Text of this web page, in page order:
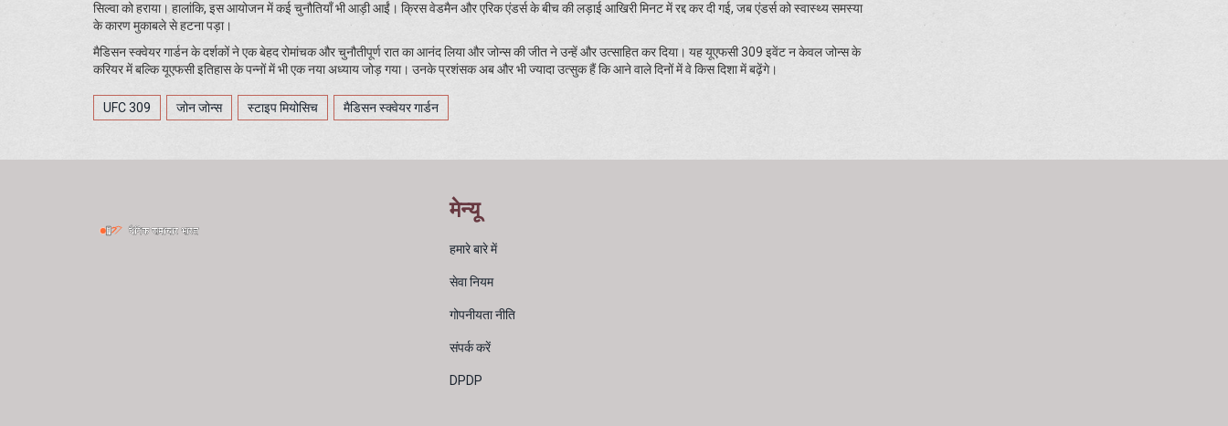
सिल्वा को हराया। हालांकि, इस आयोजन में कई चुनौतियाँ भी आड़ी आईं। क्रिस वेडमैन और एरिक एंडर्स के बीच की लड़ाई आखिरी मिनट में रद्द कर दी गई, जब एंडर्स को स्वास्थ्य समस्या
के कारण मुकाबले से हटना पड़ा।
मैडिसन स्क्वेयर गार्डन के दर्शकों ने एक बेहद रोमांचक और चुनौतीपूर्ण रात का आनंद लिया और जोन्स की जीत ने उन्हें और उत्साहित कर दिया। यह यूएफसी 309 इवेंट न केवल जोन्स के
करियर में बल्कि यूएफसी इतिहास के पन्नों में भी एक नया अध्याय जोड़ गया। उनके प्रशंसक अब और भी ज्यादा उत्सुक हैं कि आने वाले दिनों में वे किस दिशा में बढ़ेंगे।
UFC 309 जोन जोन्स स्टाइप मियोसिच मैडिसन स्क्वेयर गार्डन
मेन्यू
हमारे बारे में
सेवा नियम
गोपनीयता नीति
संपर्क करें
DPDP